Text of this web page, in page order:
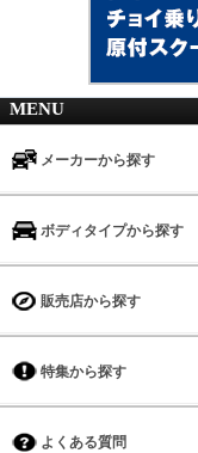
MENU
メーカーから探す
ボディタイプから探す
販売店から探す
特集から探す
よくある質問